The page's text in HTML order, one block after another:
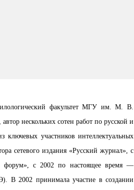
факультет МГУ им. М. В.
нескольких сотен работ по русской и
участников интеллектуальных
сетевого издания «Русский журнал», с
форум», с 2002 по настоящее время —
В 2002 принимала участие в создании